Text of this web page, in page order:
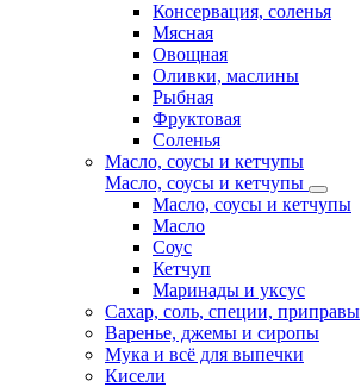
Консервация, соленья
Мясная
Овощная
Оливки, маслины
Рыбная
Фруктовая
Соленья
Масло, соусы и кетчупы
Масло, соусы и кетчупы
Масло, соусы и кетчупы
Масло
Соус
Кетчуп
Маринады и уксус
Сахар, соль, специи, приправы
Варенье, джемы и сиропы
Мука и всё для выпечки
Кисели